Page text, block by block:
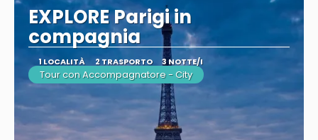
EXPLORE Parigi in
compagnia
1 LOCALITÀ 2 TRASPORTO 3 NOTTE/I
Tour con Accompagnatore - City